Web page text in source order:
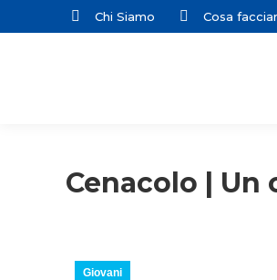
Chi Siamo Cosa
Cenacolo |
Giovani